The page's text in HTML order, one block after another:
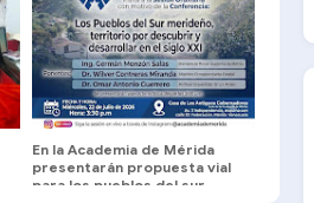
En la Academia de Mérida
presentarán propuesta vial
para los pueblos del sur